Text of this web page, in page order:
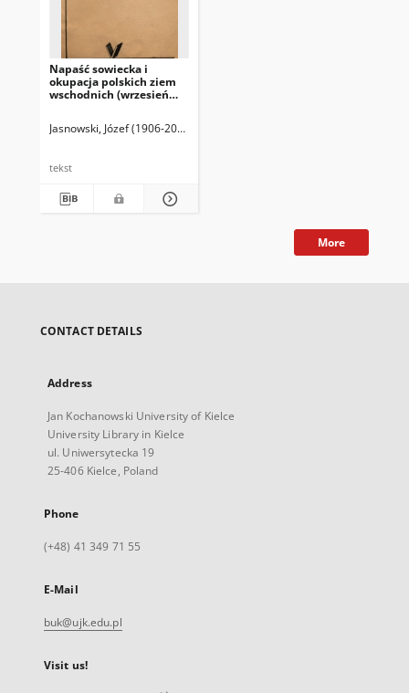
Napaść sowiecka i
okupacja polskich ziem
wschodnich (wrzesień
Towarzystwa Naukowego
Jasnowski, Józef (1906-2009). Red.
tekst
More
CONTACT DETAILS
Address
Jan Kochanowski University of Kielce
University Library in Kielce
ul. Uniwersytecka 19
25-406 Kielce, Poland
Phone
(+48) 41 349 71 55
E-Mail
buk@ujk.edu.pl
Visit us!